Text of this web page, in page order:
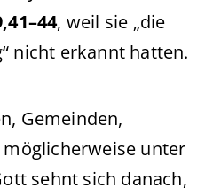
, weil sie „die
nicht erkannt hatten.
Gemeinden,
möglicherweise unter
sehnt sich danach,